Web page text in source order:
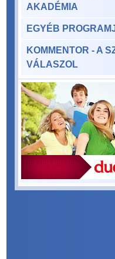
AKADÉMIA
EGYÉB
KOMMENTOR - A
VÁLASZOL